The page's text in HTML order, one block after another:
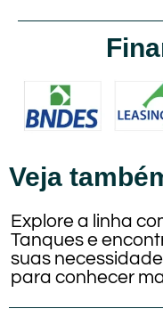
Veja
Explore a linha
Tanques e
suas
para conhecer